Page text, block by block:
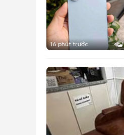
16 phút trước 4